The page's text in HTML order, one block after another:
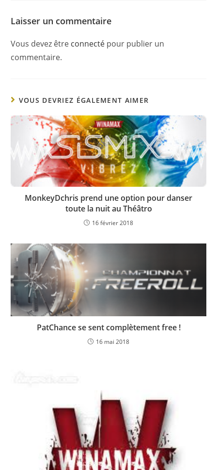
Laisser un commentaire
Vous devez être connecté pour publier un
commentaire.
VOUS DEVRIEZ ÉGALEMENT AIMER
MonkeyDchris prend une option pour danser
toute la nuit au Théâtro
16 février 2018
PatChance se sent complètement free !
16 mai 2018